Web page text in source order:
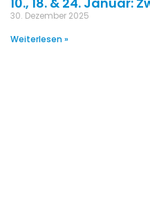
30. Dezember 2025
Weiterlesen »